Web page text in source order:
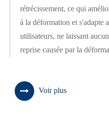
rétrécissement, ce qui
à la déformation et s'adapte
utilisateurs, ne laissant
reprise causée par la
Voir plus